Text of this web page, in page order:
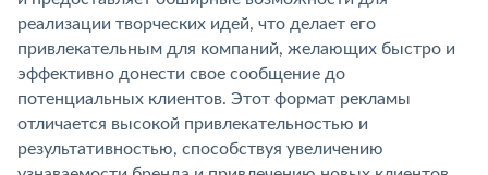
реализации творческих идей, что делает его
привлекательным для компаний, желающих быстро и
эффективно донести свое сообщение до
потенциальных клиентов. Этот формат рекламы
отличается высокой привлекательностью и
результативностью, способствуя увеличению